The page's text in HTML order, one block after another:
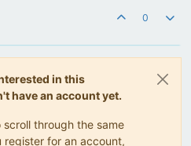
0
in this
have an account yet.
through the same
register for an account,